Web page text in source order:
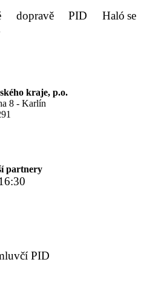
dopravě PID Haló se
kraje, p.o.
8 - Karlín
partnery
PID